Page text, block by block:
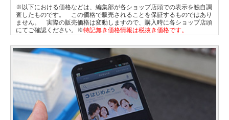
※以下における価格などは、編集部が各ショップ店頭での表示を独自調
査したものです。 この価格で販売されることを保証するものではあり
ません。 実際の販売価格は変動しますので、購入時に各ショップ店頭
にてご確認ください。※特記無き価格情報は税抜き価格です。